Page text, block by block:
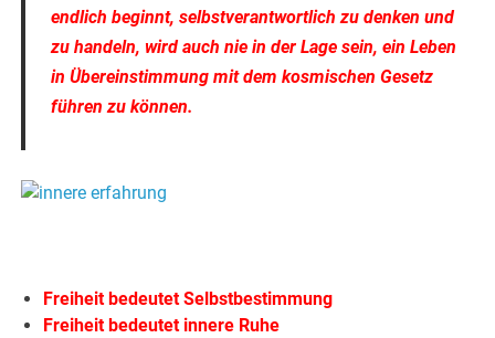
endlich beginnt, selbstverantwortlich zu denken und
zu handeln, wird auch nie in der Lage sein, ein Leben
in Übereinstimmung mit dem kosmischen Gesetz
führen zu können.
Freiheit bedeutet Selbstbestimmung
Freiheit bedeutet innere Ruhe